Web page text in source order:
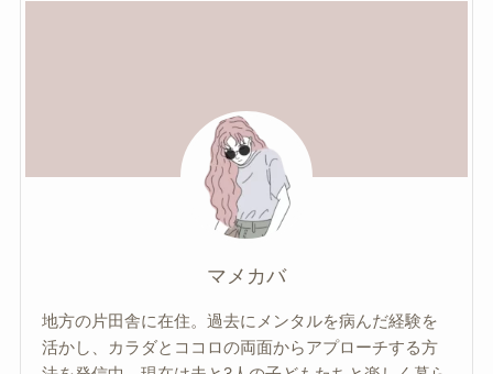
マメカバ
地方の片田舎に在住。過去にメンタルを病んだ経験を
活かし、カラダとココロの両面からアプローチする方